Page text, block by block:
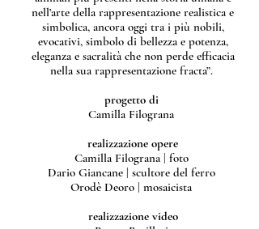
nell’arte della rappresentazione realistica e
simbolica, ancora oggi tra i più nobili,
evocativi, simbolo di bellezza e potenza,
eleganza e sacralità che non perde efficacia
nella sua rappresentazione fracta”.
progetto di
Camilla Filograna
realizzazione opere
Camilla Filograna | foto
Dario Giancane | scultore del ferro
Orodè Deoro | mosaicista
realizzazione video